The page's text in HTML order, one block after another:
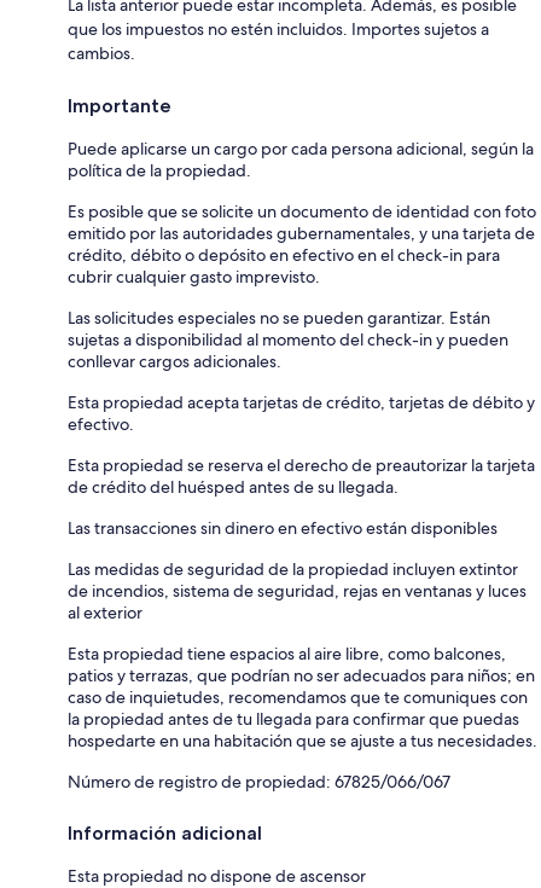
La lista anterior puede estar incompleta. Además, es posible
que los impuestos no estén incluidos. Importes sujetos a
cambios.
Importante
Puede aplicarse un cargo por cada persona adicional, según la
política de la propiedad.
Es posible que se solicite un documento de identidad con foto
emitido por las autoridades gubernamentales, y una tarjeta de
crédito, débito o depósito en efectivo en el check-in para
cubrir cualquier gasto imprevisto.
Las solicitudes especiales no se pueden garantizar. Están
sujetas a disponibilidad al momento del check-in y pueden
conllevar cargos adicionales.
Esta propiedad acepta tarjetas de crédito, tarjetas de débito y
efectivo.
Esta propiedad se reserva el derecho de preautorizar la tarjeta
de crédito del huésped antes de su llegada.
Las transacciones sin dinero en efectivo están disponibles
Las medidas de seguridad de la propiedad incluyen extintor
de incendios, sistema de seguridad, rejas en ventanas y luces
al exterior
Esta propiedad tiene espacios al aire libre, como balcones,
patios y terrazas, que podrían no ser adecuados para niños; en
caso de inquietudes, recomendamos que te comuniques con
la propiedad antes de tu llegada para confirmar que puedas
hospedarte en una habitación que se ajuste a tus necesidades.
Número de registro de propiedad: 67825/066/067
Información adicional
Esta propiedad no dispone de ascensor